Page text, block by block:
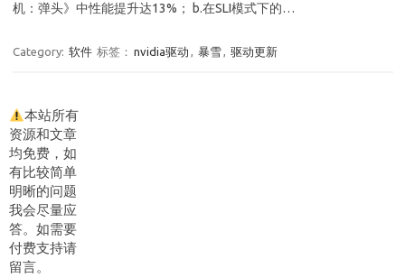
机：弹头》中性能提升达13%； b.在SLI模式下的…
Category: 软件 标签： nvidia驱动 , 暴雪, 驱动更新
本站所有
资源和文章
均免费，如
有比较简单
明晰的问题
我会尽量应
答。如需要
付费支持请
留言。